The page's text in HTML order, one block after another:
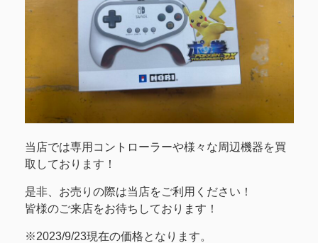
当店では専用コントローラーや様々な周辺機器を買
取しております！
是非、お売りの際は当店をご利用ください！
皆様のご来店をお待ちしております！
※2023/9/23現在の価格となります。